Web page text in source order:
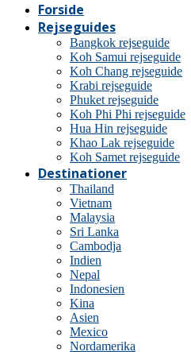
Forside
Rejseguides
Bangkok rejseguide
Koh Samui rejseguide
Koh Chang rejseguide
Krabi rejseguide
Phuket rejseguide
Koh Phi Phi rejseguide
Hua Hin rejseguide
Khao Lak rejseguide
Koh Samet rejseguide
Destinationer
Thailand
Vietnam
Malaysia
Sri Lanka
Cambodja
Indien
Nepal
Indonesien
Kina
Asien
Mexico
Nordamerika